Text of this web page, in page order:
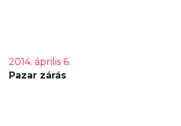
2014. április 6.
Pazar zárás